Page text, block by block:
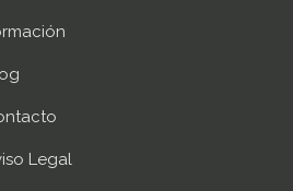
Legal